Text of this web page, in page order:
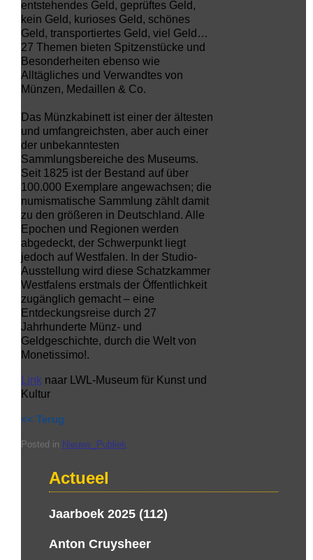
entstehendes Geld, geprüftes Geld,
kein Geld, kurioses Geld, schönes
Geld, transportiertes Geld, viel Geld…
27 Themen bieten Spitzenstücke und
Besonderheiten ebenso wie
Alltägliches und Verwandtes von
Münzen, Medaillen & Co.
Das Münzkabinett ist einer der ältesten
und umfangreichsten, aber auch einer
der unbekanntesten
Sammlungsbereiche des Museums.
Seit 1825 ist der Bestand auf über
100.000 Exemplare angewachsen; die
numismatische Sammlung zählt damit
zu den größeren in Deutschland. Alle
Epochen und Regionen werden
abgedeckt, der Schwerpunkt liegt
jedoch auf Westfalen. In der Studio-
Ausstellung wird diese Schatzkammer
Westfalens erstmals der Öffentlichkeit
zugänglich gemacht – eine
Entdeckungsreise durch 27
Jahrhunderte Münz- und
Geldgeschichte, durch die Welt von
Monetissimo!.
Link naar LWL-Museum für Kunst und
Kultur
<< Terug
Posted in Nieuws_Publiek
Actueel
Jaarboek 2025 (112)
Anton Cruysheer